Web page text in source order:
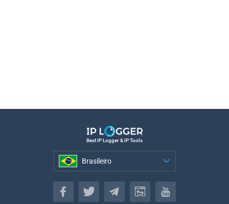
Best IP Logger & IP Tools
Brasileiro
Brasileiro